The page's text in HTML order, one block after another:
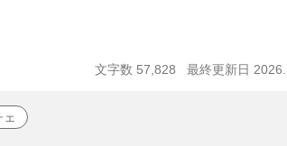
文字数 57,828 最終更新日
ェ